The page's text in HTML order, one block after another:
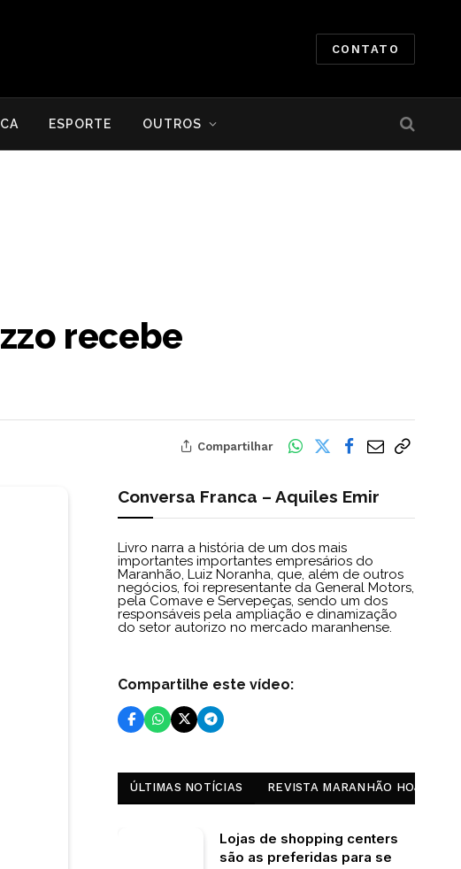
CONTATO
ESPORTE OUTROS
recebe
Compartilhar
Conversa Franca – Aquiles Emir
Livro narra a história de um dos mais
importantes importantes empresários do
Maranhão, Luiz Noranha, que, além de outros
negócios, foi representante da General Motors,
pela Comave e Servepeças, sendo um dos
responsáveis pela ampliação e dinamização
do setor autorizo no mercado maranhense.
Compartilhe este vídeo:
ÚLTIMAS NOTÍCIAS REVISTA MARANHÃO HOJE
Lojas de shopping centers
são as preferidas para se